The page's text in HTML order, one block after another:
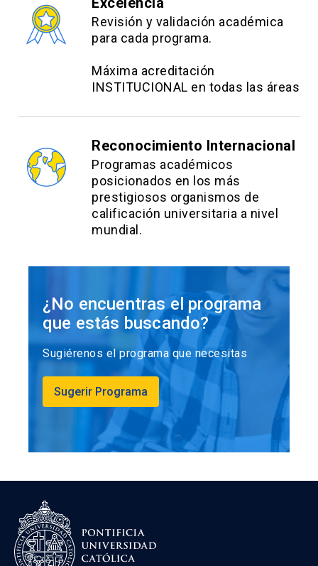
Revisión y validación académica
para cada programa.
Máxima acreditación
INSTITUCIONAL en todas las áreas
Reconocimiento Internacional
Programas académicos
posicionados en los más
prestigiosos organismos de
calificación universitaria a nivel
mundial.
¿No encuentras el programa
que estás buscando?
Sugiérenos el programa que necesitas
Sugerir Programa